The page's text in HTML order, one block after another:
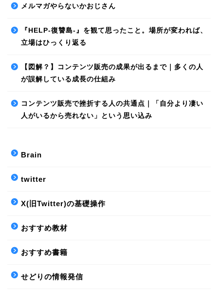
メルマガやらないかおじさん
『HELP-復讐島-』を観て思ったこと。場所が変われば、
立場はひっくり返る
【図解？】コンテンツ販売の成果が出るまで｜多くの人
が誤解している成長の仕組み
コンテンツ販売で挫折する人の共通点｜「自分より凄い
人がいるから売れない」という思い込み
Brain
twitter
X(旧Twitter)の基礎操作
おすすめ教材
おすすめ書籍
せどりの情報発信